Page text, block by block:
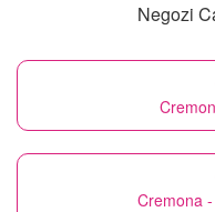
Negozi
Cremona